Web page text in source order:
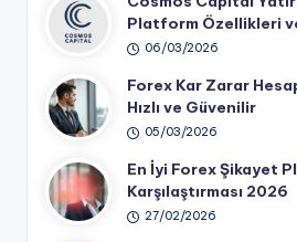
Platform Özellikleri
06/03/2026
Forex Kar Zarar
Hızlı ve Güvenilir
05/03/2026
En İyi Forex Şikayet
Karşılaştırması 2026
27/02/2026